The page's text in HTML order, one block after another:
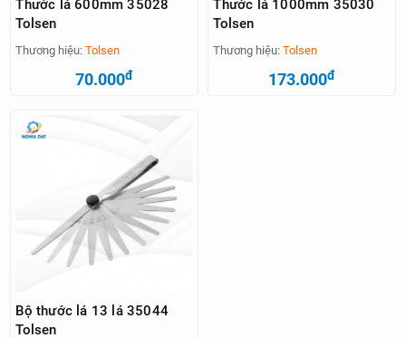
Thước lá 600mm 35028
Tolsen
Thương hiệu:Tolsen
70.000đ
Thước lá 1000mm 35030
Tolsen
Thương hiệu:Tolsen
173.000đ
Bộ thước lá 13 lá 35044
Tolsen